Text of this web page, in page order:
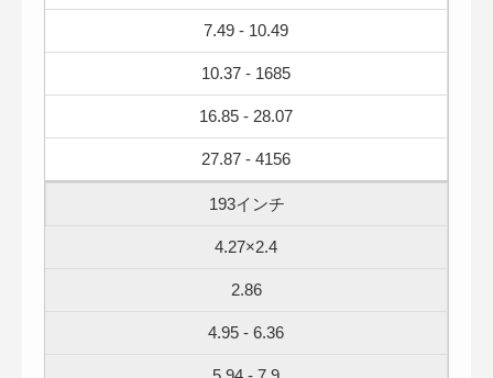
7.49 - 10.49
10.37 - 1685
16.85 - 28.07
27.87 - 4156
193インチ
4.27×2.4
2.86
4.95 - 6.36